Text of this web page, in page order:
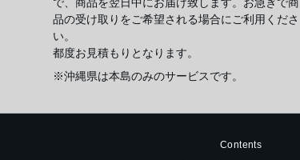
品の受け取りをご希望される場合にご利用くださ
い。
都度お見積もりとなります。
※沖縄県は本島のみのサービスです。
Contents